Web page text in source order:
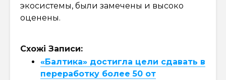
экосистемы, были замечены и высоко
оценены.
Схожі Записи:
«Балтика» достигла цели сдавать в
переработку более 50 от